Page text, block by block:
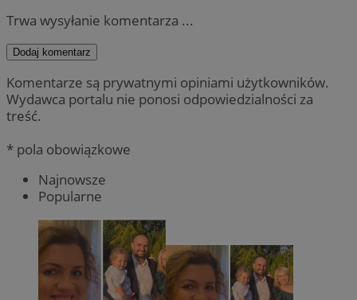
Trwa wysyłanie komentarza ...
Dodaj komentarz
Komentarze są prywatnymi opiniami użytkowników.
Wydawca portalu nie ponosi odpowiedzialności za
treść.
* pola obowiązkowe
Najnowsze
Popularne